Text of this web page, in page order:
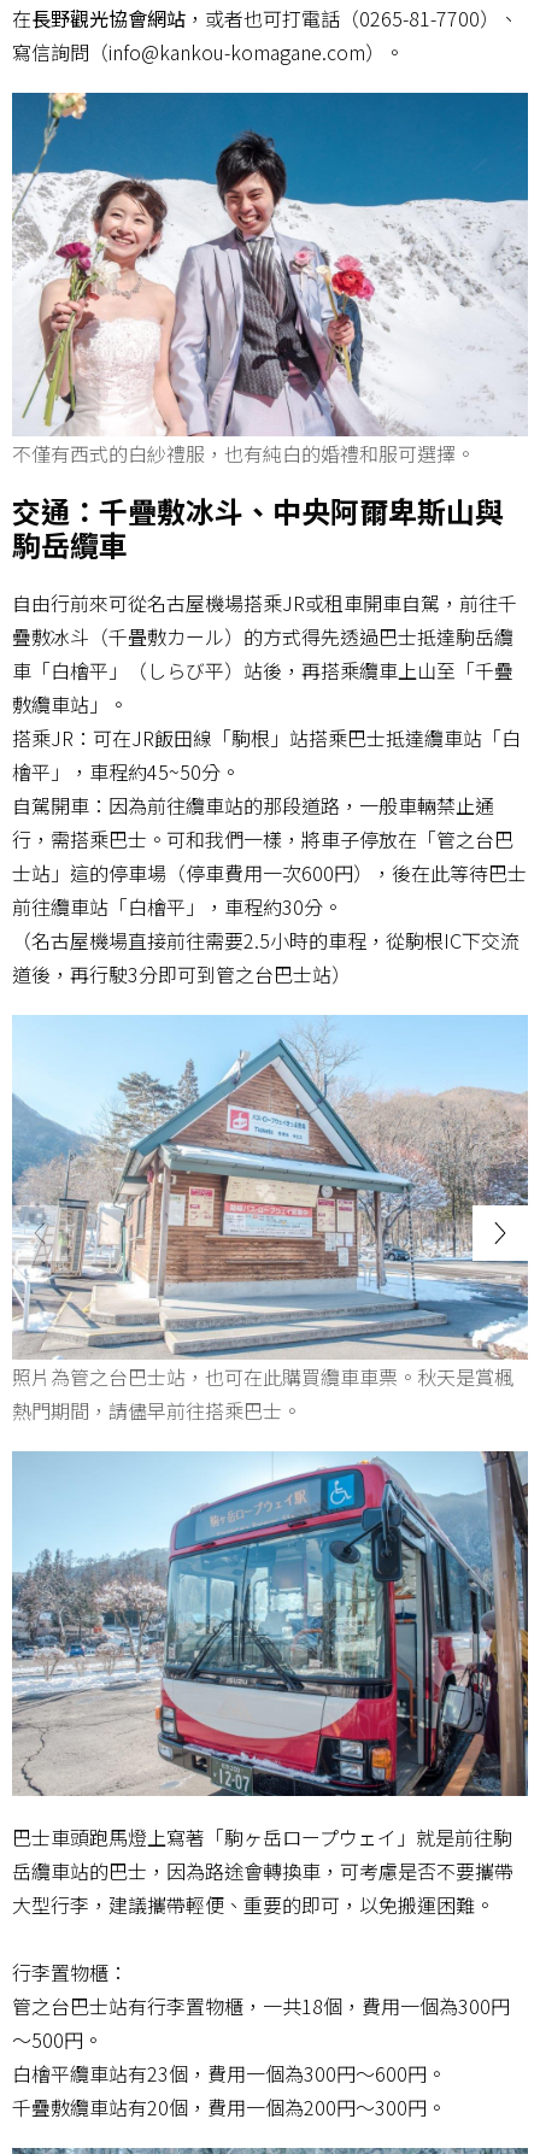
在長野觀光協會網站 ，或者也可打電話（0265-81-7700）、
寫信詢問（info@kankou-komagane.com）。
不僅有西式的白紗禮服，也有純白的婚禮和服可選擇。
交通：千疊敷冰斗、中央阿爾卑斯山與
駒岳纜車
自由行前來可從名古屋機場搭乘JR或租車開車自駕，前往千
疊敷冰斗（千畳敷カール）的方式得先透過巴士抵達駒岳纜
車「白檜平」（しらび平）站後，再搭乘纜車上山至「千疊
敷纜車站」。
搭乘JR：可在JR飯田線「駒根」站搭乘巴士抵達纜車站「白
檜平」，車程約45~50分。
自駕開車：因為前往纜車站的那段道路，一般車輛禁止通
行，需搭乘巴士。可和我們一樣，將車子停放在「管之台巴
士站」這的停車場（停車費用一次600円），後在此等待巴士
前往纜車站「白檜平」，車程約30分。
（名古屋機場直接前往需要2.5小時的車程，從駒根IC下交流
道後，再行駛3分即可到管之台巴士站）
照片為管之台巴士站，也可在此購買纜車車票。秋天是賞楓
熱門期間，請儘早前往搭乘巴士。
巴士車頭跑馬燈上寫著「駒ヶ岳ロープウェイ」就是前往駒
岳纜車站的巴士，因為路途會轉換車，可考慮是否不要攜帶
大型行李，建議攜帶輕便、重要的即可，以免搬運困難。
行李置物櫃：
管之台巴士站有行李置物櫃，一共18個，費用一個為300円
～500円。
白檜平纜車站有23個，費用一個為300円～600円。
千疊敷纜車站有20個，費用一個為200円～300円。